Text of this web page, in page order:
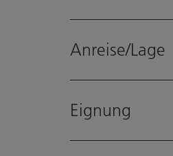
Anreise/Lage
Eignung